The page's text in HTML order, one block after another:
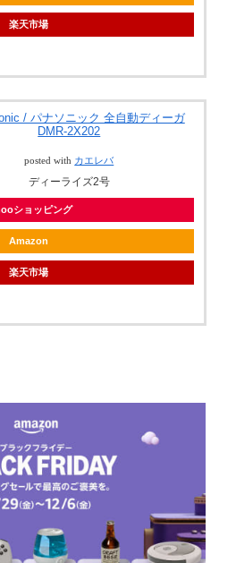
楽天市場
/ パナソニック 全自動ディーガ
DMR-2X202
posted with カエレバ
ディーライズ2号
ショッピング
Amazon
楽天市場